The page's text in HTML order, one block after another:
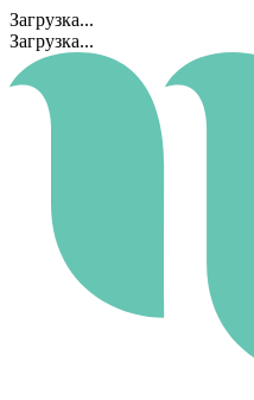
Загрузка...
Загрузка...